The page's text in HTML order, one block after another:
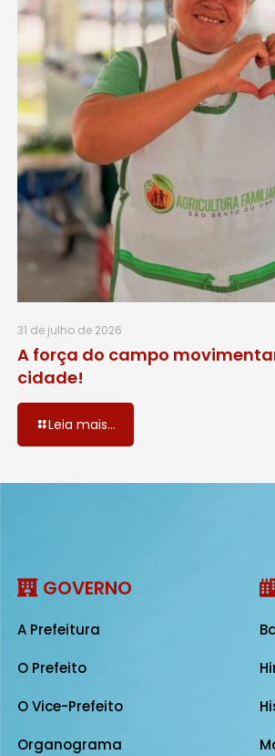
31 de julho de 2026
A força do campo
cidade!
Leia mais...
GOVERNO
A Prefeitura
O Prefeito
O Vice-Prefeito
Organograma